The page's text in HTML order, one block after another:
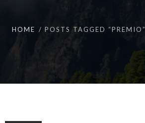
HOME POSTS TAGGED “PREMIO”